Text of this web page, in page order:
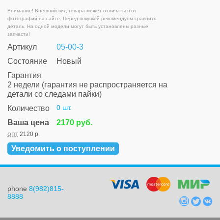
Внимание! Внешний вид товара может отличаться от
фотографий на сайте. Перед покупкой рекомендуем сравнить
деталь. На одной модели могут быть установлены разные
запчасти!
Артикул
05-00-3
Состояние
Новый
Гарантия
2 недели (гарантия не распространяется на
детали со следами пайки)
Количество
0 шт.
Ваша цена 2170 руб.
опт 2120 р.
Уведомить о поступлении
phone 8(982)815-
8888